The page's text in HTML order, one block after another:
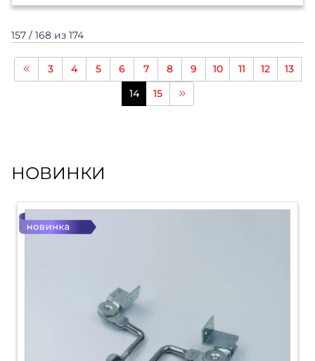
157 / 168 из 174
3 4 5 6 7 8 9 10 11 12
13
14
15
НОВИНКИ